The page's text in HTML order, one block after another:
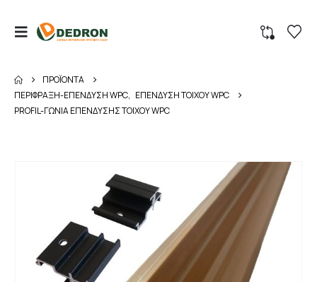
ΠΡΟΪΌΝΤΑ
ΠΕΡΙΦΡΑΞΗ-ΕΠΕΝΔΥΣΗ WPC, ΕΠΕΝΔΥΣΗ ΤΟΙΧΟΥ WPC
PROFIL-ΓΩΝΙΑ ΕΠΕΝΔΥΣΗΣ ΤΟΙΧΟΥ WPC